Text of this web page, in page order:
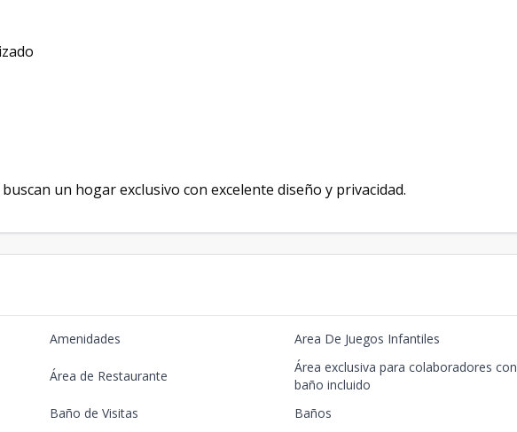
un hogar exclusivo con excelente diseño y privacidad.
Amenidades Area De Juegos Infantiles
Área de Restaurante
Área exclusiva para colaboradores con
baño incluido
Baño de Visitas
Baños